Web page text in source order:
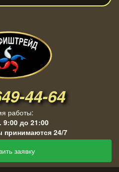
44-64
работы:
9:00 до 21:00
принимаются 24/7
заявку